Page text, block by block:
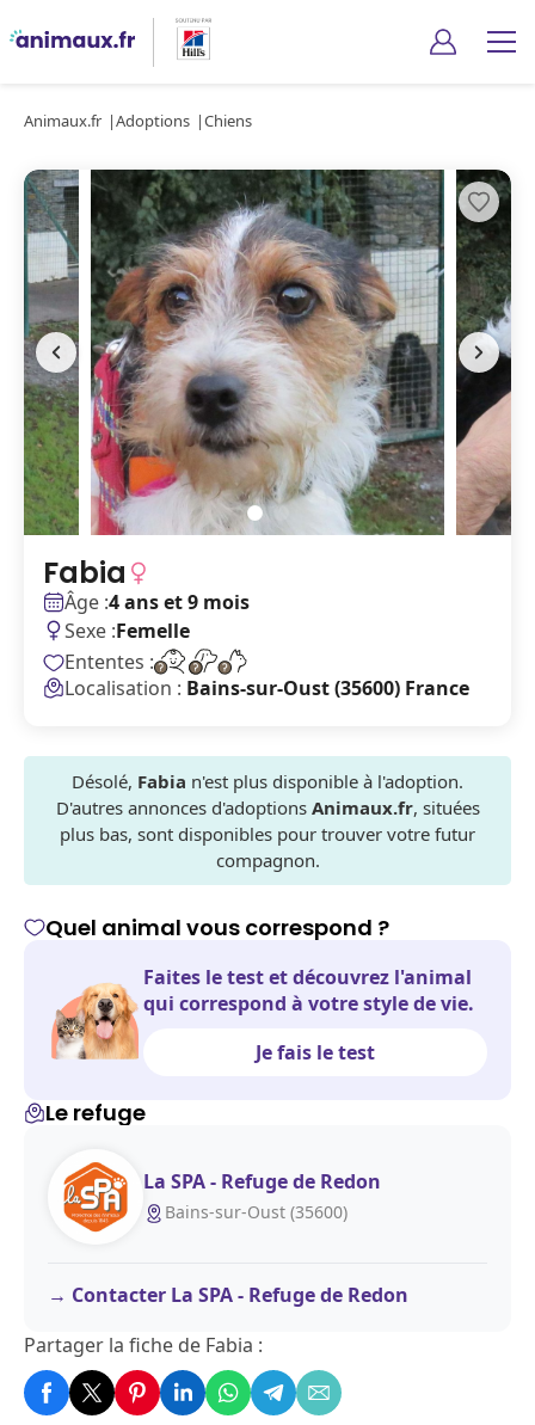
Animaux.fr Adoptions Chiens
Fabia
Âge :4 ans et 9 mois
Sexe :Femelle
Ententes :
Localisation : Bains-sur-Oust (35600) France
Désolé, Fabia n'est plus disponible à l'adoption.
D'autres annonces d'adoptions Animaux.fr, situées
plus bas, sont disponibles pour trouver votre futur
compagnon.
Quel animal vous correspond ?
Faites le test et découvrez l'animal
qui correspond à votre style de vie.
Je fais le test
Le refuge
La SPA - Refuge de Redon
Bains-sur-Oust (35600)
Contacter La SPA - Refuge de Redon
Partager la fiche de Fabia :